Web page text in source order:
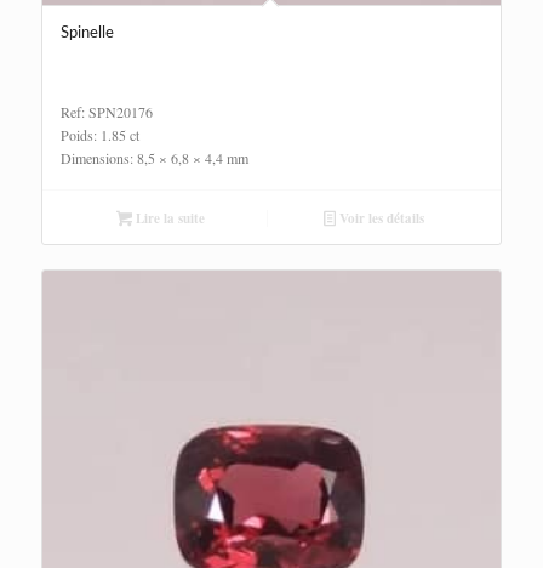
Spinelle
Ref: SPN20176
Poids: 1.85 ct
Dimensions: 8,5 × 6,8 × 4,4 mm
Lire la suite Voir les détails